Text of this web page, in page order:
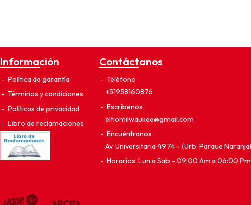
Información
Política de garantía
Términos y condiciones
Políticas de privacidad
Libro de reclamaciones
Contáctanos
Teléfono
+51958160876
Escríbenos
eltiomilwaukee@gmail.com
Encuéntranos
Av. Universitaria 4974 - (Urb. Parque
Horarios: Lun a Sab - 09:00 Am a 06:00 Pm